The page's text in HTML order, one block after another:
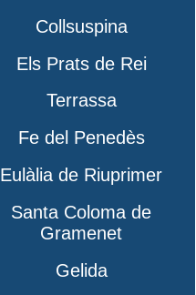
Collsuspina
Els Prats de Rei
Terrassa
Fe del Penedès
Eulàlia de Riuprimer
Santa Coloma de
Gramenet
Gelida